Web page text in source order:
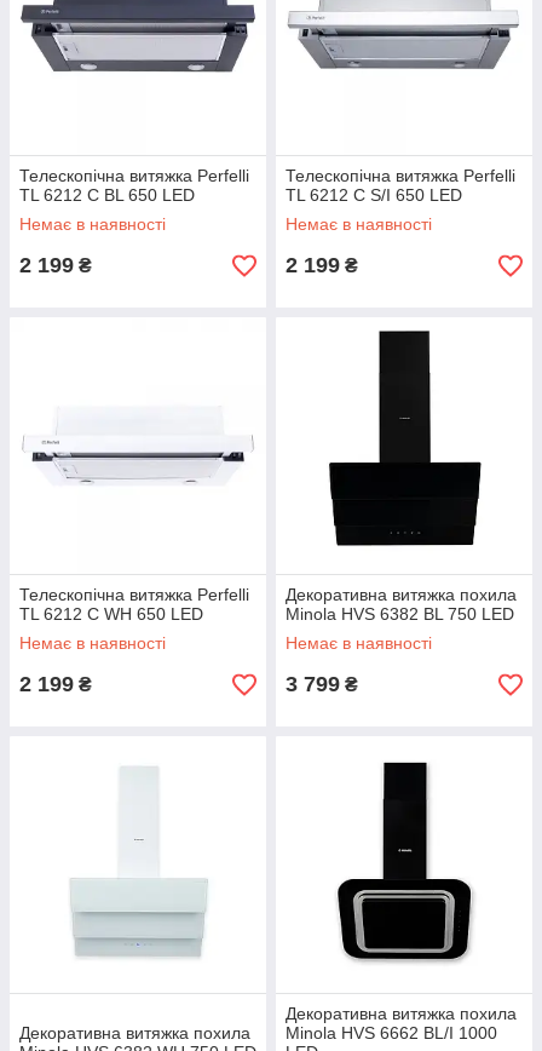
Телескопічна витяжка Perfelli
TL 6212 C BL 650 LED
Немає в наявності
2 199 ₴
Телескопічна витяжка Perfelli
TL 6212 C S/I 650 LED
Немає в наявності
2 199 ₴
Телескопічна витяжка Perfelli
TL 6212 C WH 650 LED
Немає в наявності
2 199 ₴
Декоративна витяжка похила
Minola HVS 6382 BL 750 LED
Немає в наявності
3 799 ₴
Декоративна витяжка похила
Декоративна витяжка похила
Minola HVS 6662 BL/I 1000